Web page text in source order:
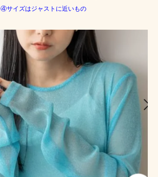
④サイズはジャストに近いもの